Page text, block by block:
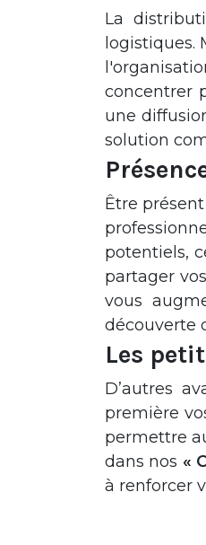
La
logistiques.
concentrer
une
solution
Être
potentiels,
partager
vous
découverte
Les
D’autres
première
permettre
dans nos «
à renforcer